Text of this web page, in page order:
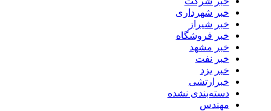
خبر شهرداری
خبر شیراز
خبر فروشگاه
خبر مشهد
خبر نفت
خبر یزد
خبرارتشی
دسته‌بندی نشده
مهندس